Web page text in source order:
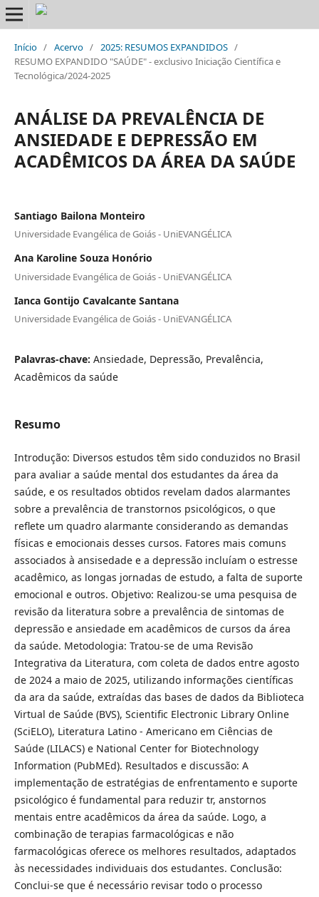
Início / Acervo / 2025: RESUMOS EXPANDIDOS /
RESUMO EXPANDIDO "SAÚDE" - exclusivo Iniciação Científica e
Tecnológica/2024-2025
ANÁLISE DA PREVALÊNCIA DE
ANSIEDADE E DEPRESSÃO EM
ACADÊMICOS DA ÁREA DA SAÚDE
Santiago Bailona Monteiro
Universidade Evangélica de Goiás - UniEVANGÉLICA
Ana Karoline Souza Honório
Universidade Evangélica de Goiás - UniEVANGÉLICA
Ianca Gontijo Cavalcante Santana
Universidade Evangélica de Goiás - UniEVANGÉLICA
Palavras-chave: Ansiedade, Depressão, Prevalência,
Acadêmicos da saúde
Resumo
Introdução: Diversos estudos têm sido conduzidos no Brasil
para avaliar a saúde mental dos estudantes da área da
saúde, e os resultados obtidos revelam dados alarmantes
sobre a prevalência de transtornos psicológicos, o que
reflete um quadro alarmante considerando as demandas
físicas e emocionais desses cursos. Fatores mais comuns
associados à ansisedade e a depressão incluíam o estresse
acadêmico, as longas jornadas de estudo, a falta de suporte
emocional e outros. Objetivo: Realizou-se uma pesquisa de
revisão da literatura sobre a prevalência de sintomas de
depressão e ansiedade em acadêmicos de cursos da área
da saúde. Metodologia: Tratou-se de uma Revisão
Integrativa da Literatura, com coleta de dados entre agosto
de 2024 a maio de 2025, utilizando informações científicas
da ara da saúde, extraídas das bases de dados da Biblioteca
Virtual de Saúde (BVS), Scientific Electronic Library Online
(SciELO), Literatura Latino - Americano em Ciências de
Saúde (LILACS) e National Center for Biotechnology
Information (PubMEd). Resultados e discussão: A
implementação de estratégias de enfrentamento e suporte
psicológico é fundamental para reduzir tr, anstornos
mentais entre acadêmicos da área da saúde. Logo, a
combinação de terapias farmacológicas e não
farmacológicas oferece os melhores resultados, adaptados
às necessidades individuais dos estudantes. Conclusão:
Conclui-se que é necessário revisar todo o processo